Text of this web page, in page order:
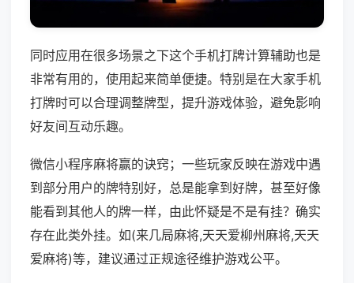
同时应用在很多场景之下这个手机打牌计算辅助也是
非常有用的，使用起来简单便捷。特别是在大家手机
打牌时可以合理调整牌型，提升游戏体验，避免影响
好友间互动乐趣。
微信小程序麻将赢的诀窍；一些玩家反映在游戏中遇
到部分用户的牌特别好，总是能拿到好牌，甚至好像
能看到其他人的牌一样，由此怀疑是不是有挂？确实
存在此类外挂。如(来几局麻将,天天爱柳州麻将,天天
爱麻将)等，建议通过正规途径维护游戏公平。